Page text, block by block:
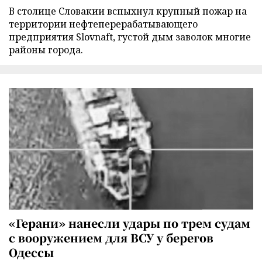
В столице Словакии вспыхнул крупный пожар на
территории нефтеперерабатывающего
предприятия Slovnaft, густой дым заволок многие
районы города.
«Герани» нанесли удары по трем судам
с вооружением для ВСУ у берегов
Одессы